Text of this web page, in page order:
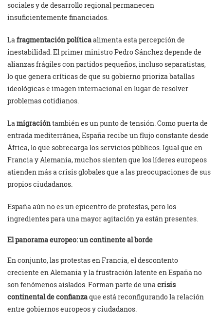
sociales y de desarrollo regional permanecen
insuficientemente financiados.
Lafragmentación políticaalimenta esta percepción de
inestabilidad. El primer ministro Pedro Sánchez depende de
alianzas frágiles con partidos pequeños, incluso separatistas,
lo que genera críticas de que su gobierno prioriza batallas
ideológicas e imagen internacional en lugar de resolver
problemas cotidianos.
Lamigracióntambién es un punto de tensión. Como puerta de
entrada mediterránea, España recibe un flujo constante desde
África, lo que sobrecarga los servicios públicos. Igual que en
Francia y Alemania, muchos sienten que los líderes europeos
atienden más a crisis globales que a las preocupaciones de sus
propios ciudadanos.
España aún no es un epicentro de protestas, pero los
ingredientes para una mayor agitación ya están presentes.
El panorama europeo: un continente al borde
En conjunto, las protestas en Francia, el descontento
creciente en Alemania y la frustración latente en España no
son fenómenos aislados. Forman parte de una crisis
continental de confianzaque está reconfigurando la relación
entre gobiernos europeos y ciudadanos.